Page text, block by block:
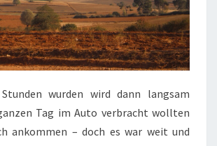
wurden wird dann langsam
Tag im Auto verbracht wollten
ankommen – doch es war weit und